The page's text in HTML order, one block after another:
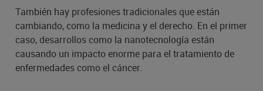
También hay profesiones tradicionales que están
cambiando, como la medicina y el derecho. En el primer
caso, desarrollos como la nanotecnología están
causando un impacto enorme para el tratamiento de
enfermedades como el cáncer.